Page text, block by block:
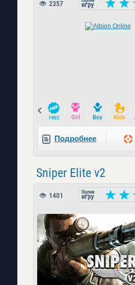
2357
Prev
Подробнее
Sniper Elite v2
1401